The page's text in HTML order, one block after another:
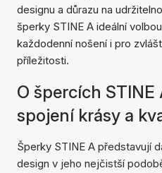
designu a důrazu na
šperky STINE A ideální
každodenní nošení i pro
příležitosti.
O špercích STINE
spojení krásy a
Šperky STINE A představují
design v jeho nejčistší